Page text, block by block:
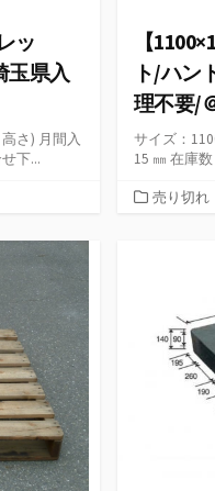
ッ
玉県入
さ) 月間入
下...
【
ト/ハン
理不要/
サイズ：
15 ㎜ 在庫
カ売り切れ